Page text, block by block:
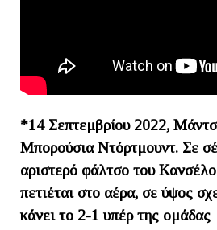
*14 Σεπτεμβρίου 2022,
Μπορούσια Ντόρτμουντ. Σε
αριστερό φάλτσο του
πετιέται στο αέρα, σε ύψος
κάνει το 2-1 υπέρ της ομάδας